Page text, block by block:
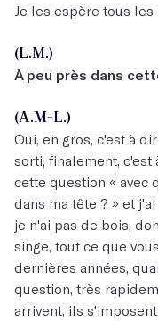
Je les espère tous les
(L.M.)
À peu près dans
(A.M-L.)
Oui, en gros, c'est à
sorti, finalement, c'est
cette question « avec
dans ma tête ? » et
je n'ai pas de bois,
singe, tout ce que
dernières années,
question, très
arrivent, ils